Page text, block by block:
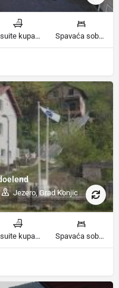
Ensuite kupaonica, Kupatilo ili tuš kupatila Spavaća soba 1: 1 ekstra veliki bračni krevet | Dnevni boravak: 1 kauč na razvlačenje | Spavaća soba 1: 1 veliki bračni krevet ležaja
Jezero, Grad Konjic
Ensuite kupaonica, Kupatilo ili tuš kupatila Spavaća soba 1: 5 kreveta za jednu osobu | Dnevni boravak: 1 kauč na razvlačenje ležaja